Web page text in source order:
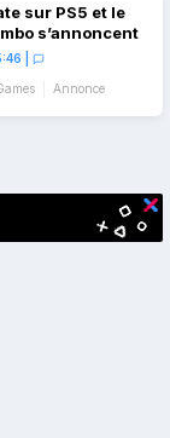
sur PS5 et le
s’annoncent
Annonce